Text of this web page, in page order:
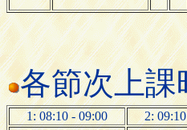
各節次上課
1: 08:10 - 09:00 2: